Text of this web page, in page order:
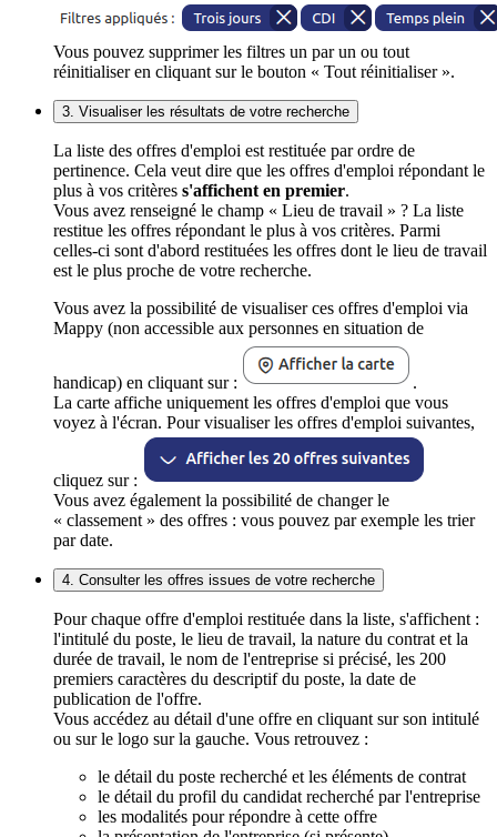
Vous pouvez supprimer les filtres un par un ou tout
réinitialiser en cliquant sur le bouton « Tout réinitialiser ».
3. Visualiser les résultats de votre recherche
La liste des offres d'emploi est restituée par ordre de
pertinence. Cela veut dire que les offres d'emploi répondant le
plus à vos critères s'affichent en premier.
Vous avez renseigné le champ « Lieu de travail » ? La liste
restitue les offres répondant le plus à vos critères. Parmi
celles-ci sont d'abord restituées les offres dont le lieu de travail
est le plus proche de votre recherche.
Vous avez la possibilité de visualiser ces offres d'emploi via
Mappy (non accessible aux personnes en situation de
handicap) en cliquant sur :
.
La carte affiche uniquement les offres d'emploi que vous
voyez à l'écran. Pour visualiser les offres d'emploi suivantes,
cliquez sur :
Vous avez également la possibilité de changer le
« classement » des offres : vous pouvez par exemple les trier
par date.
4. Consulter les offres issues de votre recherche
Pour chaque offre d'emploi restituée dans la liste, s'affichent :
l'intitulé du poste, le lieu de travail, la nature du contrat et la
durée de travail, le nom de l'entreprise si précisé, les 200
premiers caractères du descriptif du poste, la date de
publication de l'offre.
Vous accédez au détail d'une offre en cliquant sur son intitulé
ou sur le logo sur la gauche. Vous retrouvez :
le détail du poste recherché et les éléments de contrat
le détail du profil du candidat recherché par l'entreprise
les modalités pour répondre à cette offre